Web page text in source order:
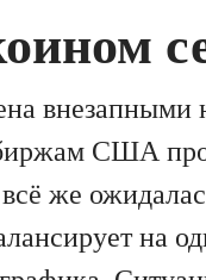
внезапными
США
же
на